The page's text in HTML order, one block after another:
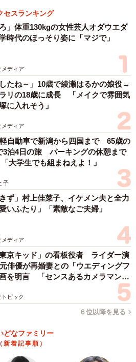
セスランキング
ろ」体重130kgの女性芸人オダウエダ
代のほっそり姿に「マジで」
メディア
したね～」10歳で綾瀬はるかの娘役→
リの18歳に成長 「メイクで雰囲気
に入れそう」
メディア
自動車で新潟から四国まで 65歳の
3泊4日の旅 パーキングの休憩まで
大学生でも組まねえよ！」
子
きず」村上佳菜子、イケメン夫と全力
いふたり」「素敵なご夫婦」
メディア
京キッド」の看板役者 ライダー演
俳優が再婚妻との「ウエディングフ
を明言 「センスあるカメラマン求
トピック
６位以降を見る
どなファミリー
（新着記事順）